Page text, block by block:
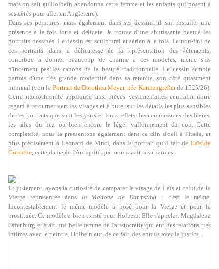
mais on sait qu'Holbein abandonna cette femme et les enfants qui posent à
ses côtés pour aller en Angleterre).
Dans ses peintures, mais également dans ses dessins, il sait installer une
présence à la fois forte et délicate. Je trouve d'une ahurissante beauté les
portraits dessinés. Le dessin est sculptural et aérien à la fois. Le non-fini de
ces portraits, dans la délicatesse de la représentation des vêtements,
contribue à donner beaucoup de charme à ces modèles, même s'ils
n'incarnent pas les canons de la beauté traditionnelle. Le dessin semble
parfois d'une très grande modernité dans sa retenue, son côté quasiment
minimal (voir le Portrait de Dorothea Meyer, née Kannengießerde 1525/26).
Cette monochromie appliquée aux pièces vestimentaires contraint notre
regard à retourner vers les visages et à buter sur les détails les plus sensibles
de ces portraits que sont les yeux et leurs reflets, les commissures des lèvres,
les ailes du nez ou bien encore le léger vallonnement du cou. Cette
complexité, nous la pressentons également dans ce clin d'oeil à l'Italie, et
plus précisément à Léonard de Vinci, dans le portrait qu'il fait deLaïs de
Corinthe, cette dame de l'Antiquité qui monnayait ses charmes.
Et justement, ayons la curiosité de comparer le visage de Laïs et celui de la
Vierge représentée dans la Madone de Darmstadt : c'est le même.
Incontestablement le même modèle a posé pour la Vierge et pour la
prostituée. Ce modèle a bien existé pour Holbein. Elle s'appelait Magdalena
Offenburg et était une belle femme de l'aristocratie qui eut des relations très
intimes avec le peintre. Holbein eut, de ce fait, des ennuis avec la justice.